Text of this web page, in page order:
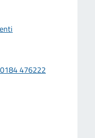
476222